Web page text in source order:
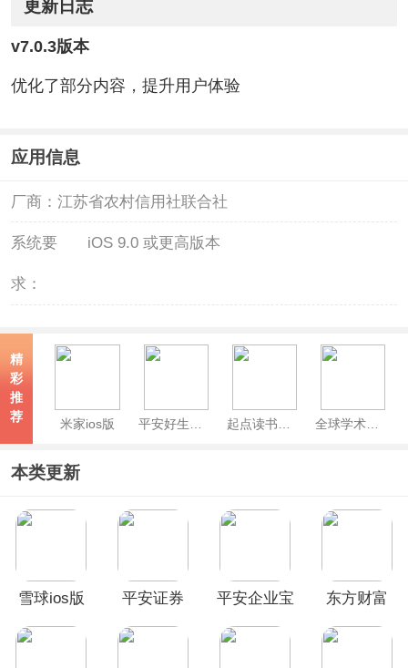
更新日志
v7.0.3版本
优化了部分内容，提升用户体验
应用信息
厂商： 江苏省农村信用社联合社
系统要
求：
iOS 9.0 或更高版本
精
彩
推
荐
米家ios版
本类更新
雪球ios版
平安证券
平安企业宝
东方财富